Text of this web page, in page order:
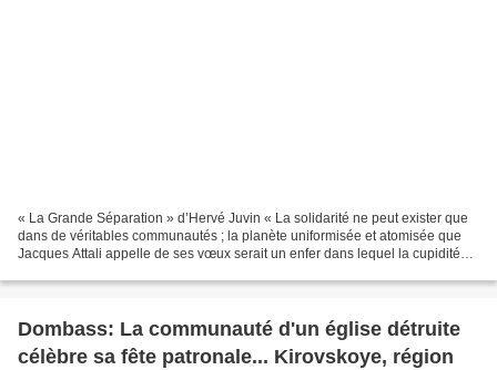
« La Grande Séparation » d’Hervé Juvin « La solidarité ne peut exister que
dans de véritables communautés ; la planète uniformisée et atomisée que
Jacques Attali appelle de ses vœux serait un enfer dans lequel la cupidité
Dombass: La communauté d'un église détruite
célèbre sa fête patronale... Kirovskoye, région